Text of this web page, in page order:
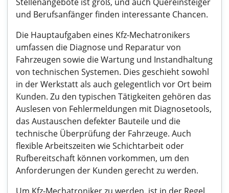
und Berufsanfänger finden interessante Chancen.
Die Hauptaufgaben eines Kfz-Mechatronikers
umfassen die Diagnose und Reparatur von
Fahrzeugen sowie die Wartung und Instandhaltung
von technischen Systemen. Dies geschieht sowohl
in der Werkstatt als auch gelegentlich vor Ort beim
Kunden. Zu den typischen Tätigkeiten gehören das
Auslesen von Fehlermeldungen mit Diagnosetools,
das Austauschen defekter Bauteile und die
technische Überprüfung der Fahrzeuge. Auch
flexible Arbeitszeiten wie Schichtarbeit oder
Rufbereitschaft können vorkommen, um den
Anforderungen der Kunden gerecht zu werden.